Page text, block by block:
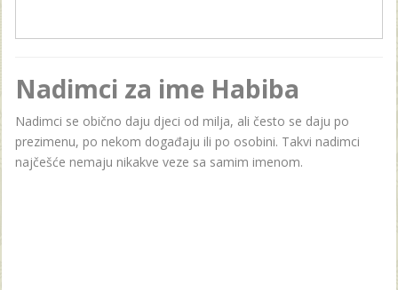
Nadimci za ime Habiba
Nadimci se obično daju djeci od milja, ali često se daju po
prezimenu, po nekom događaju ili po osobini. Takvi nadimci
najčešće nemaju nikakve veze sa samim imenom.